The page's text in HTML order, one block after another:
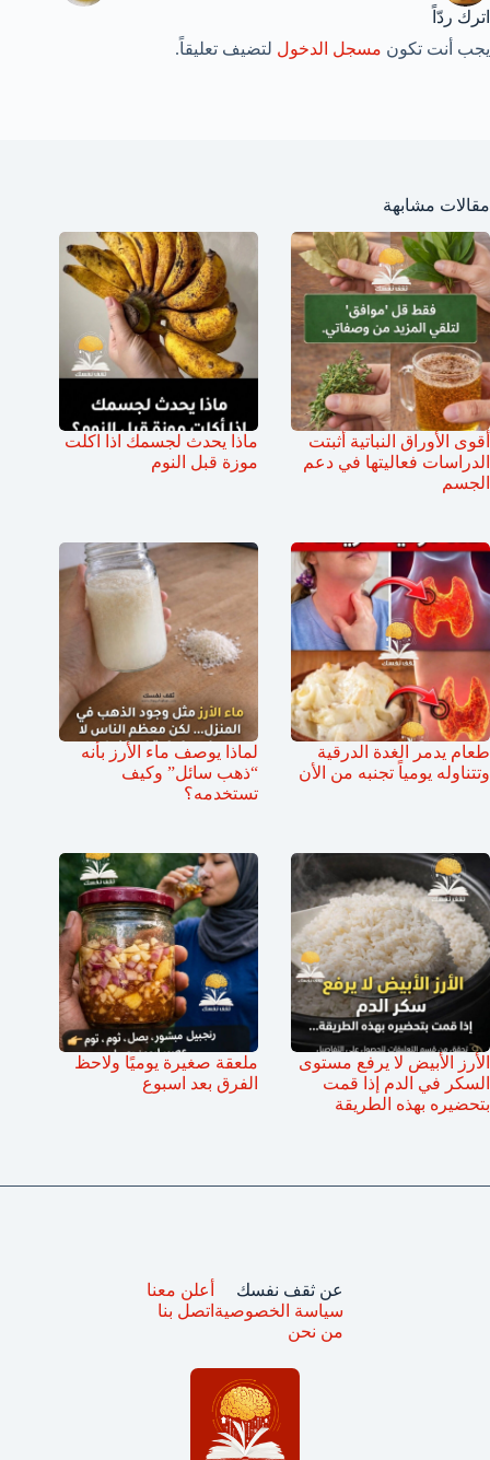
اترك ردّاً
يجب أنت تكون مسجل الدخول لتضيف تعليقاً.
مقالات مشابهة
أقوى الأوراق النباتية أثبتت
الدراسات فعاليتها في دعم
الجسم
ماذا يحدث لجسمك اذا اكلت
موزة قبل النوم
طعام يدمر الغدة الدرقية
وتتناوله يومياً تجنبه من الأن
لماذا يوصف ماء الأرز بأنه
“ذهب سائل” وكيف
تستخدمه؟
الأرز الأبيض لا يرفع مستوى
السكر في الدم إذا قمت
بتحضيره بهذه الطريقة
ملعقة صغيرة يوميًا ولاحظ
الفرق بعد اسبوع
عن ثقف نفسك
سياسة الخصوصية
من نحن
أعلن معنا
اتصل بنا